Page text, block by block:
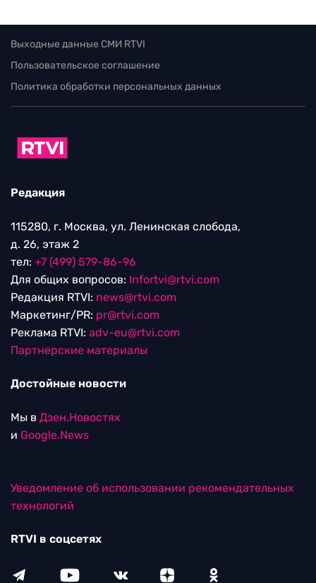
Выходные данные СМИ RTVI
Пользовательское соглашение
Политика обработки персональных данных
Редакция
115280, г. Москва, ул. Ленинская слобода,
д. 26, этаж 2
тел: +7 (499) 579-86-96
Для общих вопросов: Infortvi@rtvi.com
Редакция RTVI: news@rtvi.com
Маркетинг/PR: pr@rtvi.com
Реклама RTVI: adv-eu@rtvi.com
Партнерские материалы
Достойные новости
Мы в Дзен.Новостях
и Google.News
Уведомление об использовании рекомендательных
технологий
RTVI в соцсетях